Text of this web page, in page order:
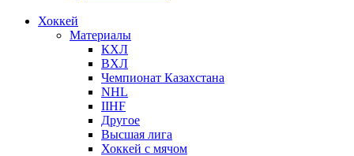
Хоккей
Материалы
КХЛ
ВХЛ
Чемпионат Казахстана
NHL
IIHF
Другое
Высшая лига
Хоккей с мячом